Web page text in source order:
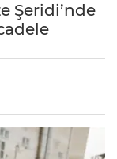
Şeridi’nde